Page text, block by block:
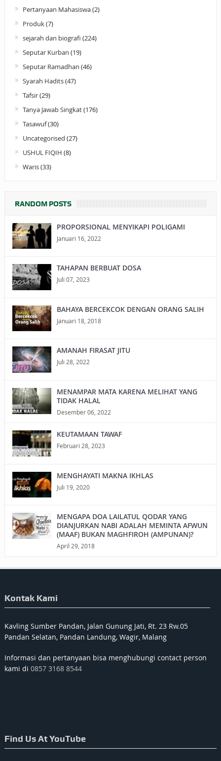
Pertanyaan Mahasiswa(2)
Produk (7)
sejarah dan biografi (224)
Seputar Kurban (19)
Seputar Ramadhan (46)
Syarah Hadits(47)
Tafsir(29)
Tanya Jawab Singkat(176)
Tasawuf(30)
Uncategorised (27)
USHUL FIQIH (8)
Waris(33)
RANDOM POSTS
PROPORSIONAL MENYIKAPI POLIGAMI
Januari 16, 2022
TAHAPAN BERBUAT DOSA
Juli 07, 2023
BAHAYA BERCEKCOK DENGAN ORANG SALIH
Januari 18, 2018
AMANAH FIRASAT JITU
Juli 28, 2022
MENAMPAR MATA KARENA MELIHAT YANG
TIDAK HALAL
Desember 06, 2022
KEUTAMAAN TAWAF
Februari 28, 2023
MENGHAYATI MAKNA IKHLAS
Juli 19, 2020
MENGAPA DOA LAILATUL QODAR YANG
DIANJURKAN NABI ADALAH MEMINTA AFWUN
(MAAF) BUKAN MAGHFIROH (AMPUNAN)?
April 29, 2018
Kontak Kami
Kavling Sumber Pandan, Jalan Gunung Jati, Rt. 23 Rw.05
Pandan Selatan, Pandan Landung, Wagir, Malang
Informasi dan pertanyaan bisa menghubungi contact person
kami di 0857 3168 8544
Find Us At YouTube